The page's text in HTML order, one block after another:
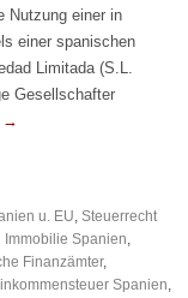
Nutzung einer in
einer spanischen
Limitada (S.L.
Gesellschafter
→
u. EU, Steuerrecht
Immobilie Spanien,
Finanzämter,
Spanien,